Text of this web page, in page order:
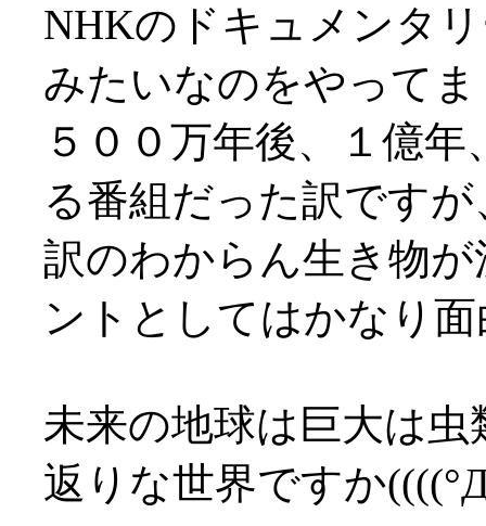
NHKのドキュメンタ
みたいなのをやって
５００万年後、１億
る番組だった訳ですが
訳のわからん生き物
ントとしてはかなり
未来の地球は巨大は
返りな世界ですか